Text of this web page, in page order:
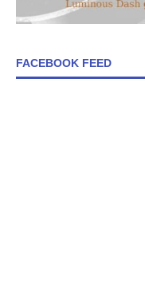
FACEBOOK FEED